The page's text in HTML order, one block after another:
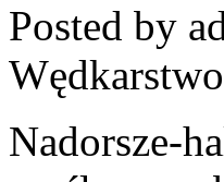
Posted by
Nadorsze-